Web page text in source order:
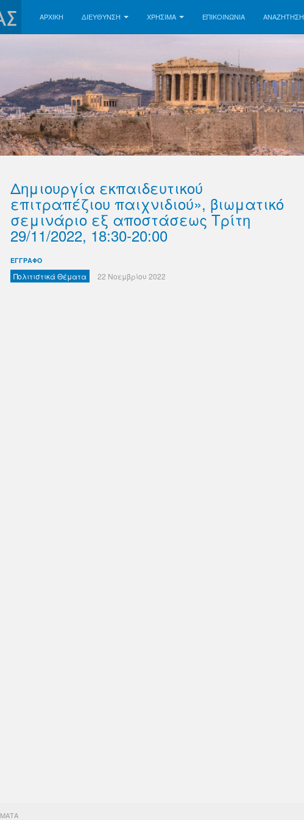
ΑΡΧΙΚΗ ΔΙΕΥΘΥΝΣΗ ΧΡΗΣΙΜΑ ΕΠΙΚΟΙΝΩΝΊΑ ΑΝΑΖΉΤΗΣΗ
Δημιουργία εκπαιδευτικού
επιτραπέζιου παιχνιδιού», βιωματικό
σεμινάριο εξ αποστάσεως Τρίτη
29/11/2022, 18:30-20:00
ΕΓΓΡΑΦΟ
Πολιτιστικά Θέματα 22 Νοεμβρίου 2022